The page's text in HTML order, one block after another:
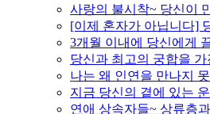
사랑의 불시착~ 당신이
[이제 혼자가 아닙니다]
3개월 이내에 당신에게
당신과 최고의 궁합을 가
나는 왜 인연을 만나지
지금 당신의 곁에 있는
연애 상속자들~ 상류층